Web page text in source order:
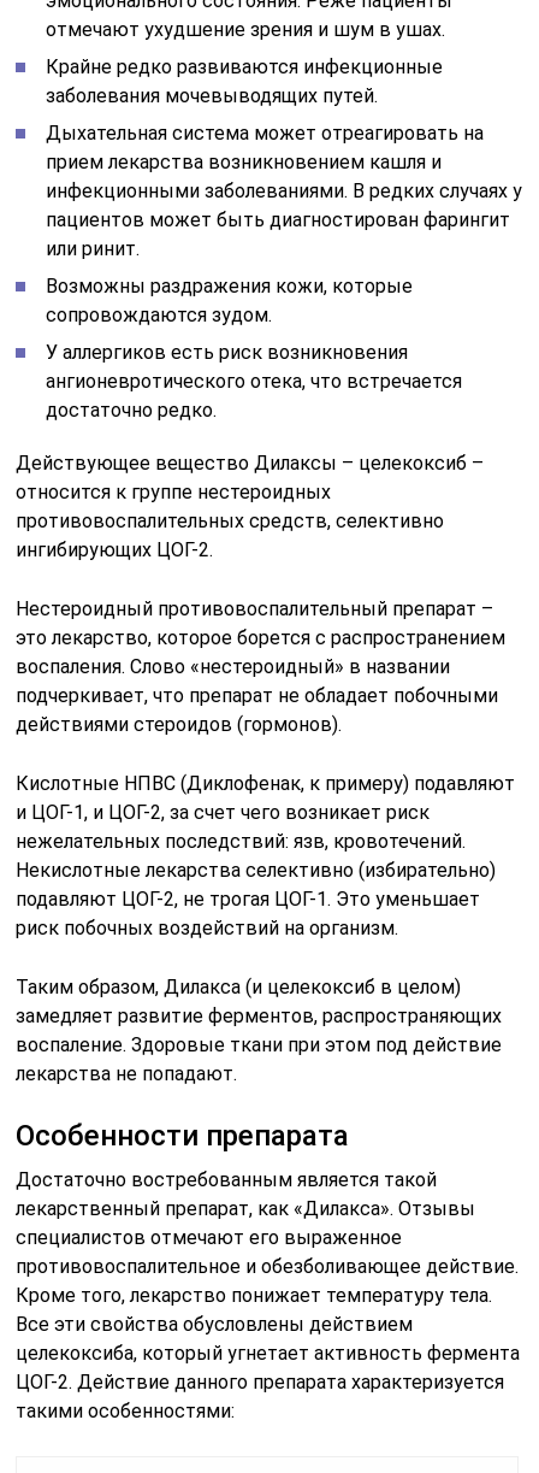
отмечают ухудшение зрения и шум в ушах.
Крайне редко развиваются инфекционные
заболевания мочевыводящих путей.
Дыхательная система может отреагировать на
прием лекарства возникновением кашля и
инфекционными заболеваниями. В редких случаях у
пациентов может быть диагностирован фарингит
или ринит.
Возможны раздражения кожи, которые
сопровождаются зудом.
У аллергиков есть риск возникновения
ангионевротического отека, что встречается
достаточно редко.
Действующее вещество Дилаксы – целекоксиб –
относится к группе нестероидных
противовоспалительных средств, селективно
ингибирующих ЦОГ-2.
Нестероидный противовоспалительный препарат –
это лекарство, которое борется с распространением
воспаления. Слово «нестероидный» в названии
подчеркивает, что препарат не обладает побочными
действиями стероидов (гормонов).
Кислотные НПВС (Диклофенак, к примеру) подавляют
и ЦОГ-1, и ЦОГ-2, за счет чего возникает риск
нежелательных последствий: язв, кровотечений.
Некислотные лекарства селективно (избирательно)
подавляют ЦОГ-2, не трогая ЦОГ-1. Это уменьшает
риск побочных воздействий на организм.
Таким образом, Дилакса (и целекоксиб в целом)
замедляет развитие ферментов, распространяющих
воспаление. Здоровые ткани при этом под действие
лекарства не попадают.
Особенности препарата
Достаточно востребованным является такой
лекарственный препарат, как «Дилакса». Отзывы
специалистов отмечают его выраженное
противовоспалительное и обезболивающее действие.
Кроме того, лекарство понижает температуру тела.
Все эти свойства обусловлены действием
целекоксиба, который угнетает активность фермента
ЦОГ-2. Действие данного препарата характеризуется
такими особенностями: